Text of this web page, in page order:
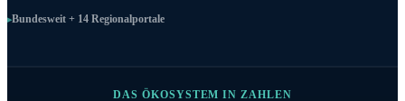
Bundesweit + 14 Regionalportale
DAS ÖKOSYSTEM IN ZAHLEN